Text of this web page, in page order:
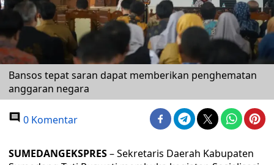
Bansos tepat saran dapat memberikan penghematan
anggaran negara
0 Komentar
SUMEDANGEKSPRES– Sekretaris Daerah Kabupaten